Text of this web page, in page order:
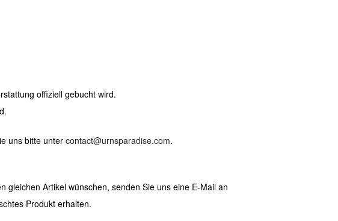
offiziell gebucht wird.
uns bitte unter contact@urnsparadise.com.
gleichen Artikel wünschen, senden Sie uns eine E-Mail an
Produkt erhalten.